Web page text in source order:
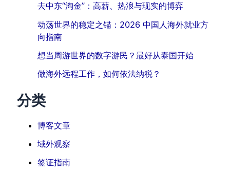
去中东“淘金”：高薪、热浪与现实的博弈
动荡世界的稳定之锚：2026 中国人海外就业方
向指南
想当周游世界的数字游民？最好从泰国开始
做海外远程工作，如何依法纳税？
分类
博客文章
域外观察
签证指南